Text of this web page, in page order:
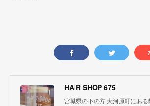
HAIR SHOP 675
宮城県の下の方 大河原町にあ